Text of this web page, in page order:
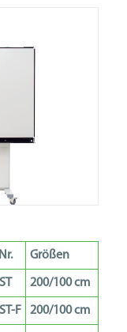
Größen
200/100 cm
F 200/100 cm